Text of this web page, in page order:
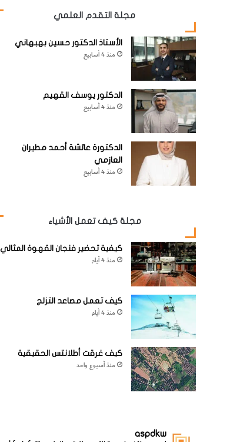
مجلة التقدم العلمي
الأستاذ الدكتور حسين بهبهاني
منذ 4 أسابيع
الدكتور يوسف القهيم
منذ 4 أسابيع
الدكتورة عائشة أحمد مطيران
العازمي
منذ 4 أسابيع
مجلة كيف تعمل الأشياء
كيفية تحضير فنجان القهوة المثالي
منذ 4 أيام
كيف تعمل مصاعد التزلج
منذ 4 أيام
كيف غرقت أطلانتس الحقيقية
منذ أسبوع واحد
aspdkw